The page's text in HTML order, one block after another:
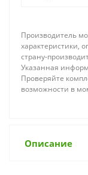
Производитель
характеристики,
страну-
Указанная
Проверяйте
возможности в
Описание